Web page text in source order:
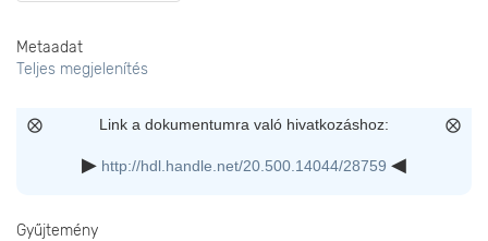
Metaadat
Teljes megjelenítés
Link a dokumentumra való hivatkozáshoz:
http://hdl.handle.net/20.500.14044/28759
Gyűjtemény